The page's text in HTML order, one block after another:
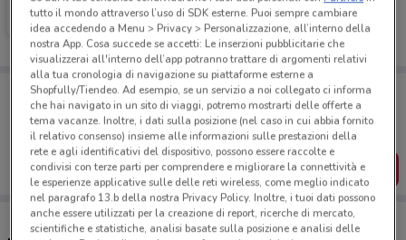
Scade il 31/12 419 m
Porta DoveConviene sempre con te!
Puoi trovare le migliori offerte dei negozi vicino a te,
salvarle e creare la tua lista del risparmio, comodamente
dal tuo cellulare.
SCARICA L’APP
tutto il mondo attraverso l’uso di SDK esterne. Puoi sempre cambiare
idea accedendo a Menu > Privacy > Personalizzazione, all’interno della
nostra App. Cosa succede se accetti: Le inserzioni pubblicitarie che
visualizzerai all'interno dell’app potranno trattare di argomenti relativi
alla tua cronologia di navigazione su piattaforme esterne a
Shopfully/Tiendeo. Ad esempio, se un servizio a noi collegato ci informa
che hai navigato in un sito di viaggi, potremo mostrarti delle offerte a
tema vacanze. Inoltre, i dati sulla posizione (nel caso in cui abbia fornito
il relativo consenso) insieme alle informazioni sulle prestazioni della
rete e agli identificativi del dispositivo, possono essere raccolte e
condivisi con terze parti per comprendere e migliorare la connettività e
le esperienze applicative sulle delle reti wireless, come meglio indicato
nel paragrafo 13.b della nostra Privacy Policy. Inoltre, i tuoi dati possono
anche essere utilizzati per la creazione di report, ricerche di mercato,
scientifiche e statistiche, analisi basate sulla posizione e analisi delle